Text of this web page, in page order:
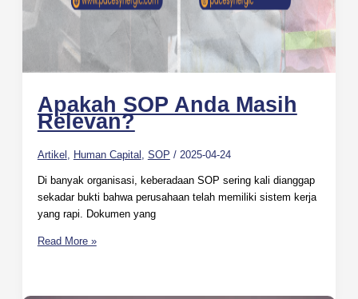
Apakah SOP Anda Masih
Relevan?
Artikel Human Capital SOP / 2025-04-24
Di banyak organisasi, keberadaan SOP sering kali dianggap
sekadar bukti bahwa perusahaan telah memiliki sistem kerja
yang rapi. Dokumen yang
Read More »